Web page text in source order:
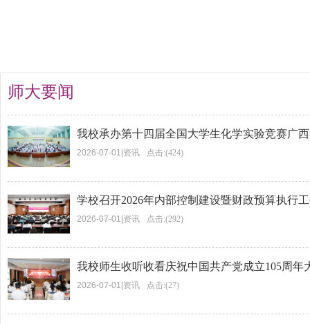
师大要闻
我校承办第十四届全国大学生化学实验竞赛广
2026-07-01 资讯 点击:(424)
学校召开2026年内部控制建设暨财政预算执行
2026-07-01 资讯 点击:(292)
我校师生收听收看庆祝中国共产党成立105周年
2026-07-01 资讯 点击:(27)